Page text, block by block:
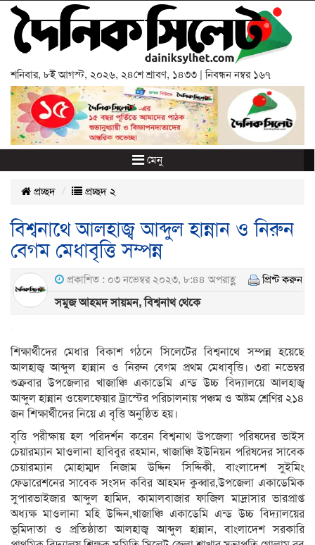
শনিবার, ৮ই আগস্ট, ২০২৬, ২৪শে শ্রাবণ, ১৪৩৩ | নিবন্ধন নম্বর ১৬৭
মেনু
প্রচ্ছদ প্রচ্ছদ ২
বিশ্বনাথে আলহাজ্ব আব্দুল হান্নান ও নিরুন
বেগম মেধাবৃত্তি সম্পন্ন
প্রকাশিত : ০৩ নভেম্বর ২০২৩, ৮:৪৪ অপরাহ্ণ প্রিন্ট করুন
সমুজ আহমদ সায়মন, বিশ্বনাথ থেকে
শিক্ষার্থীদের মেধার বিকাশ গঠনে সিলেটের বিশ্বনাথে সম্পন্ন হয়েছে
আলহাজ্ব আব্দুল হান্নান ও নিরুন বেগম প্রথম মেধাবৃত্তি। ৩রা নভেম্বর
শুক্রবার উপজেলার খাজাঞ্চি একাডেমি এন্ড উচ্চ বিদ্যালয়ে আলহাজ্ব
আব্দুল হান্নান ওয়েলফেয়ার ট্রাস্টের পরিচালনায় পঞ্চম ও অষ্টম শ্রেণির ২১৪
জন শিক্ষার্থীদের নিয়ে এ বৃত্তি অনুষ্ঠিত হয়।
বৃত্তি পরীক্ষায় হল পরিদর্শন করেন বিশ্বনাথ উপজেলা পরিষদের ভাইস
চেয়ারম্যান মাওলানা হাবিবুর রহমান, খাজাঞ্চি ইউনিয়ন পরিষদের সাবেক
চেয়ারম্যান মোহাম্মদ নিজাম উদ্দিন সিদ্দিকী, বাংলাদেশ সুইমিং
ফেডারেশনের সাবেক সংসদ কবির আহমদ কুব্বার,উপজেলা একাডেমিক
সুপারভাইজার আব্দুল হামিদ, কামালবাজার ফাজিল মাদ্রাসার ভারপ্রাপ্ত
অধ্যক্ষ মাওলানা মহি উদ্দিন,খাজাঞ্চি একাডেমি এন্ড উচ্চ বিদ্যালয়ের
ভূমিদাতা ও প্রতিষ্ঠাতা আলহাজ্ব আব্দুল হান্নান, বাংলাদেশ সরকারি